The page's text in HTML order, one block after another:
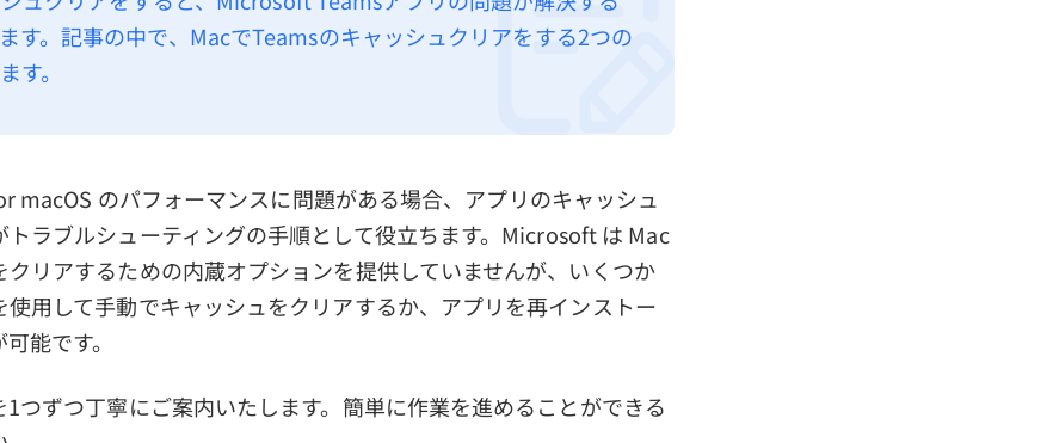
す。記事の中で、MacでTeamsのキャッシュクリアをする2つの
す。
macOS のパフォーマンスに問題がある場合、アプリのキャッシュ
トラブルシューティングの手順として役立ちます。Microsoft は Mac
リアするための内蔵オプションを提供していませんが、いくつか
用して手動でキャッシュをクリアするか、アプリを再インストー
能です。
つずつ丁寧にご案内いたします。簡単に作業を進めることができる